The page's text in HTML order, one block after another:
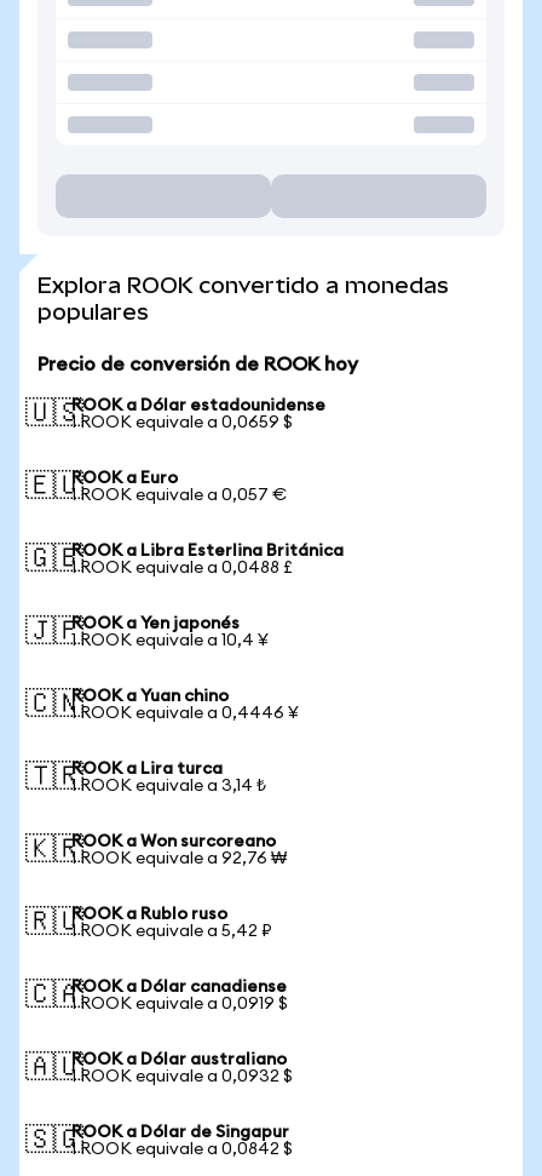
Explora ROOK convertido a monedas
populares
Precio de conversión de ROOK hoy
🇺🇸ROOK a Dólar estadounidense
1 ROOK equivale a 0,0659 $
🇪🇺ROOK a Euro
1 ROOK equivale a 0,057 €
🇬🇧ROOK a Libra Esterlina Británica
1 ROOK equivale a 0,0488 £
🇯🇵ROOK a Yen japonés
1 ROOK equivale a 10,4 ¥
🇨🇳ROOK a Yuan chino
1 ROOK equivale a 0,4446 ¥
🇹🇷ROOK a Lira turca
1 ROOK equivale a 3,14 ₺
🇰🇷ROOK a Won surcoreano
1 ROOK equivale a 92,76 ₩
🇷🇺ROOK a Rublo ruso
1 ROOK equivale a 5,42 ₽
🇨🇦ROOK a Dólar canadiense
1 ROOK equivale a 0,0919 $
🇦🇺ROOK a Dólar australiano
1 ROOK equivale a 0,0932 $
🇸🇬ROOK a Dólar de Singapur
1 ROOK equivale a 0,0842 $